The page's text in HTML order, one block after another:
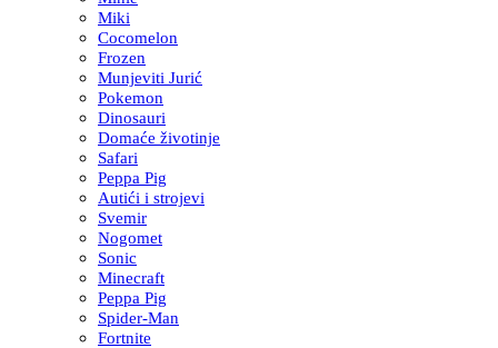
Miki
Cocomelon
Frozen
Munjeviti Jurić
Pokemon
Dinosauri
Domaće životinje
Safari
Peppa Pig
Autići i strojevi
Svemir
Nogomet
Sonic
Minecraft
Peppa Pig
Spider-Man
Fortnite